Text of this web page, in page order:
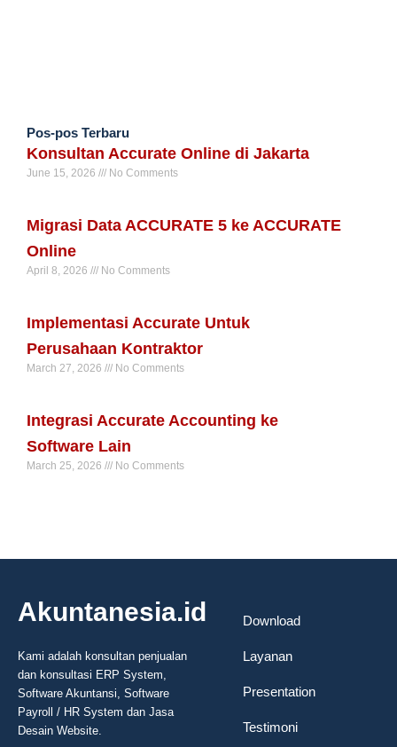
Pos-pos Terbaru
Konsultan Accurate Online di Jakarta
June 15, 2026 No Comments
Migrasi Data ACCURATE 5 ke ACCURATE
Online
April 8, 2026 No Comments
Implementasi Accurate Untuk
Perusahaan Kontraktor
March 27, 2026 No Comments
Integrasi Accurate Accounting ke
Software Lain
March 25, 2026 No Comments
Akuntanesia.id
Kami adalah konsultan penjualan
dan konsultasi ERP System,
Software Akuntansi, Software
Payroll / HR System dan Jasa
Desain Website.
Download
Layanan
Presentation
Testimoni